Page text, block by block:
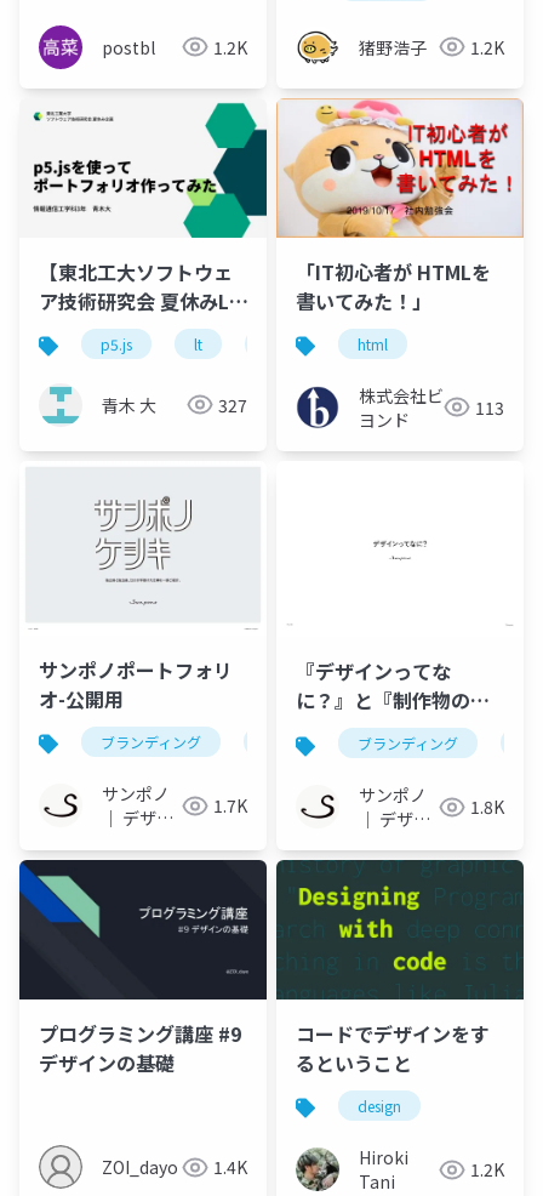
postbl 1.2K 猪野浩子 1.2K
【東北工大ソフトウェ
ア技術研究会 夏休みLT
企画】p5.jsを使って ポ
ートフォリオ作ってみ
た
p5.js lt javascript
青木 大 327
「IT初心者が HTMLを
書いてみた！」
html
株式会社ビ
ヨンド
113
サンポノポートフォリ
オ-公開用
ブランディング デザイン マーケティング
サンポノ
｜ デザイ
の事務所
1.7K
『デザインってな
に？』と『制作物の存
在理由』ブランディング
サンポノ
｜ デザイ
の事務所
1.8K
プログラミング講座 #9
デザインの基礎
ZOI_dayo 1.4K
コードでデザインをす
るということ
design
Hiroki
Tani
1.2K